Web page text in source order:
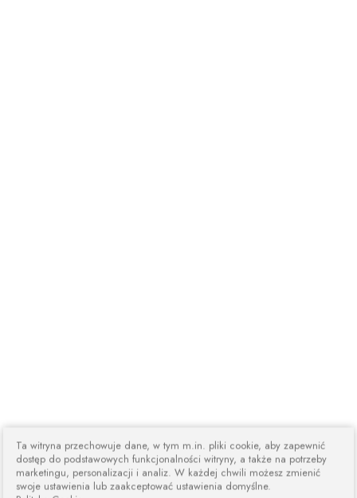
Ta witryna przechowuje dane, w tym m.in. pliki cookie, aby zapewnić
dostęp do podstawowych funkcjonalności witryny, a także na potrzeby
marketingu, personalizacji i analiz. W każdej chwili możesz zmienić
swoje ustawienia lub zaakceptować ustawienia domyślne.